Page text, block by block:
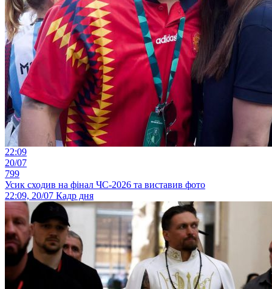
22:09
20/07
799
Усик сходив на фінал ЧС-2026 та виставив фото
22:09, 20/07 Кадр дня